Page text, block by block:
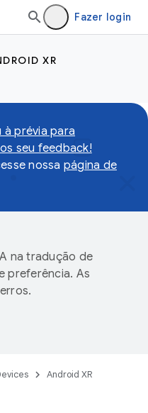
Fazer login
XR
à prévia para
seu feedback!
nossa página de
na tradução de
preferência. As
Android XR